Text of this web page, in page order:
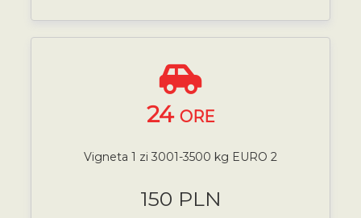
24 ORE
Vigneta 1 zi 3001-3500 kg EURO 2
150 PLN